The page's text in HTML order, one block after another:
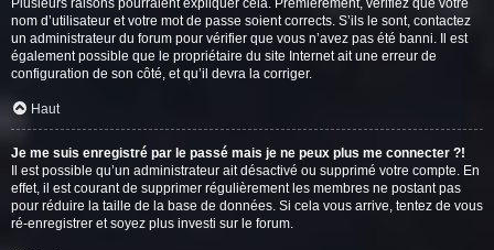
Plusieurs raisons pourraient expliquer cela. Premièrement, vérifiez que votre
nom d’utilisateur et votre mot de passe soient corrects. S’ils le sont, contactez
un administrateur du forum pour vérifier que vous n’avez pas été banni. Il est
également possible que le propriétaire du site Internet ait une erreur de
configuration de son côté, et qu’il devra la corriger.
Haut
Je me suis enregistré par le passé mais je ne peux plus me connecter ?!
Il est possible qu’un administrateur ait désactivé ou supprimé votre compte. En
effet, il est courant de supprimer régulièrement les membres ne postant pas
pour réduire la taille de la base de données. Si cela vous arrive, tentez de vous
ré-enregistrer et soyez plus investi sur le forum.